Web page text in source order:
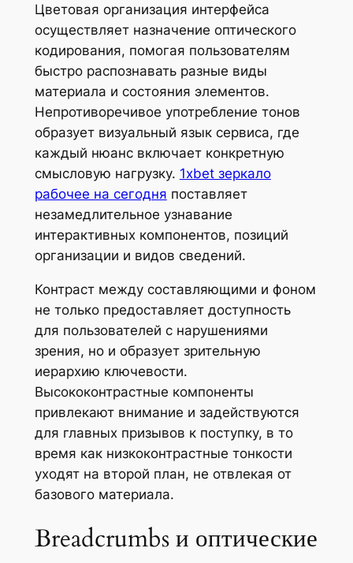
Цветовая организация интерфейса
осуществляет назначение оптического
кодирования, помогая пользователям
быстро распознавать разные виды
материала и состояния элементов.
Непротиворечивое употребление тонов
образует визуальный язык сервиса, где
каждый нюанс включает конкретную
смысловую нагрузку. 1xbet зеркало
рабочее на сегодня поставляет
незамедлительное узнавание
интерактивных компонентов, позиций
организации и видов сведений.
Контраст между составляющими и фоном
не только предоставляет доступность
для пользователей с нарушениями
зрения, но и образует зрительную
иерархию ключевости.
Высококонтрастные компоненты
привлекают внимание и задействуются
для главных призывов к поступку, в то
время как низкоконтрастные тонкости
уходят на второй план, не отвлекая от
базового материала.
Breadcrumbs и оптические